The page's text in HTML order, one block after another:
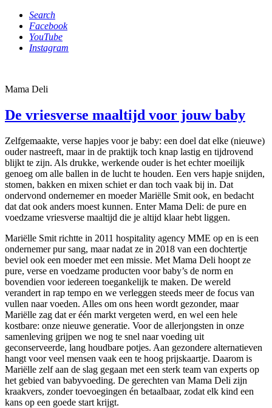
Search
Facebook
YouTube
Instagram
Mama Deli
De vriesverse maaltijd voor jouw baby
Zelfgemaakte, verse hapjes voor je baby: een doel dat elke (nieuwe)
ouder nastreeft, maar in de praktijk toch knap lastig en tijdrovend
blijkt te zijn. Als drukke, werkende ouder is het echter moeilijk
genoeg om alle ballen in de lucht te houden. Een vers hapje snijden,
stomen, bakken en mixen schiet er dan toch vaak bij in. Dat
ondervond ondernemer en moeder Mariëlle Smit ook, en bedacht
dat dat ook anders moest kunnen. Enter Mama Deli: de pure en
voedzame vriesverse maaltijd die je altijd klaar hebt liggen.
Mariëlle Smit richtte in 2011 hospitality agency MME op en is een
ondernemer pur sang, maar nadat ze in 2018 van een dochtertje
beviel ook een moeder met een missie. Met Mama Deli hoopt ze
pure, verse en voedzame producten voor baby’s de norm en
bovendien voor iedereen toegankelijk te maken. De wereld
verandert in rap tempo en we verleggen steeds meer de focus van
vullen naar voeden. Alles om ons heen wordt gezonder, maar
Mariëlle zag dat er één markt vergeten werd, en wel een hele
kostbare: onze nieuwe generatie. Voor de allerjongsten in onze
samenleving grijpen we nog te snel naar voeding uit
geconserveerde, lang houdbare potjes. Aan gezondere alternatieven
hangt voor veel mensen vaak een te hoog prijskaartje. Daarom is
Mariëlle zelf aan de slag gegaan met een sterk team van experts op
het gebied van babyvoeding. De gerechten van Mama Deli zijn
kraakvers, zonder toevoegingen én betaalbaar, zodat elk kind een
kans op een goede start krijgt.